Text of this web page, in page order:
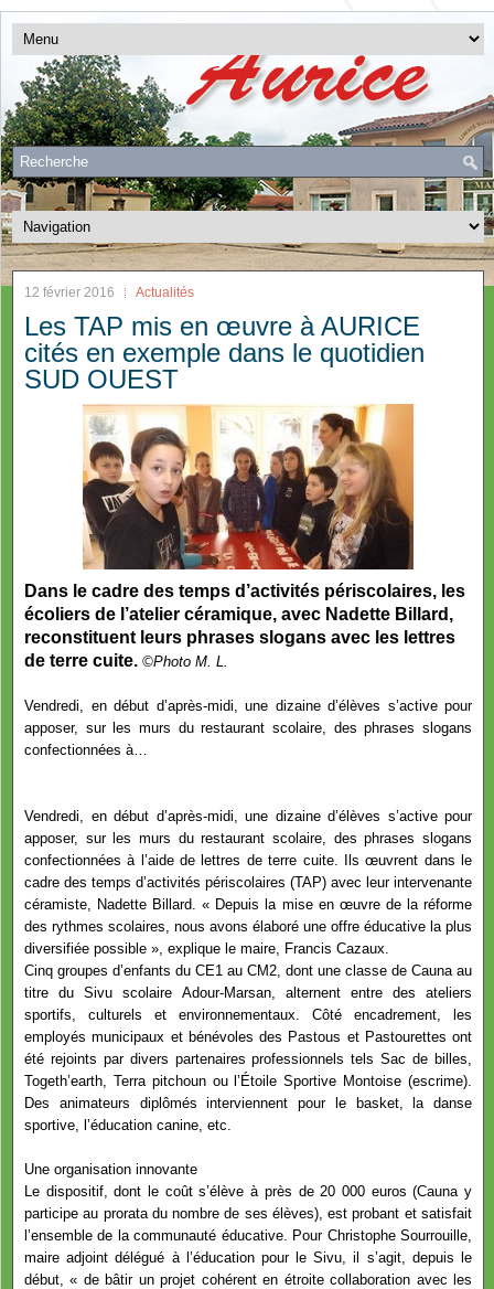
12 février 2016 Actualités
Les TAP mis en œuvre à AURICE
cités en exemple dans le quotidien
SUD OUEST
Dans le cadre des temps d’activités périscolaires, les
écoliers de l’atelier céramique, avec Nadette Billard,
reconstituent leurs phrases slogans avec les lettres
de terre cuite. ©Photo M. L.
Vendredi, en début d’après-midi, une dizaine d’élèves s’active pour
apposer, sur les murs du restaurant scolaire, des phrases slogans
confectionnées à…
Vendredi, en début d’après-midi, une dizaine d’élèves s’active pour
apposer, sur les murs du restaurant scolaire, des phrases slogans
confectionnées à l’aide de lettres de terre cuite. Ils œuvrent dans le
cadre des temps d’activités périscolaires (TAP) avec leur intervenante
céramiste, Nadette Billard. « Depuis la mise en œuvre de la réforme
des rythmes scolaires, nous avons élaboré une offre éducative la plus
diversifiée possible », explique le maire, Francis Cazaux.
Cinq groupes d’enfants du CE1 au CM2, dont une classe de Cauna au
titre du Sivu scolaire Adour-Marsan, alternent entre des ateliers
sportifs, culturels et environnementaux. Côté encadrement, les
employés municipaux et bénévoles des Pastous et Pastourettes ont
été rejoints par divers partenaires professionnels tels Sac de billes,
Togeth’earth, Terra pitchoun ou l’Étoile Sportive Montoise (escrime).
Des animateurs diplômés interviennent pour le basket, la danse
sportive, l’éducation canine, etc.
Une organisation innovante
Le dispositif, dont le coût s’élève à près de 20 000 euros (Cauna y
participe au prorata du nombre de ses élèves), est probant et satisfait
l’ensemble de la communauté éducative. Pour Christophe Sourrouille,
maire adjoint délégué à l’éducation pour le Sivu, il s’agit, depuis le
début, « de bâtir un projet cohérent en étroite collaboration avec les